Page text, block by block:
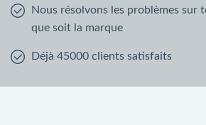
Nous résolvons les problèmes sur
que soit la marque
Déjà 45000 clients satisfaits